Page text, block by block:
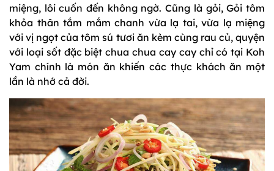
miệng, lôi cuốn đến không ngờ. Cũng là gỏi, Gỏi tôm
khỏa thân tắm mắm chanh vừa lạ tai, vừa lạ miệng
với vị ngọt của tôm sú tươi ăn kèm cùng rau củ, quyện
với loại sốt đặc biệt chua chua cay cay chỉ có tại Koh
Yam chính là món ăn khiến các thực khách ăn một
lần là nhớ cả đời.